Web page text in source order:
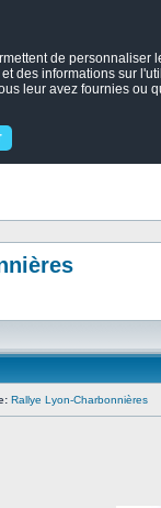
de
des informations sur
leur avez fournies ou
Rallye Lyon-Charbonnières